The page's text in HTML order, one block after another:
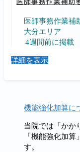
医師事務作業補
大分エリア
4週間前に掲載
詳細を表示
機能強化加算に
当院では「かか
「機能強化加
す。